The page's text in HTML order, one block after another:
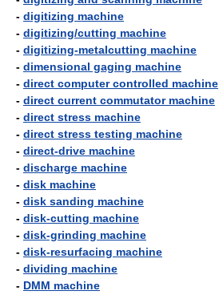
- digitizing machine
- digitizing/cutting machine
- digitizing-metalcutting machine
- dimensional gaging machine
- direct computer controlled machine
- direct current commutator machine
- direct stress machine
- direct stress testing machine
- direct-drive machine
- discharge machine
- disk machine
- disk sanding machine
- disk-cutting machine
- disk-grinding machine
- disk-resurfacing machine
- dividing machine
- DMM machine